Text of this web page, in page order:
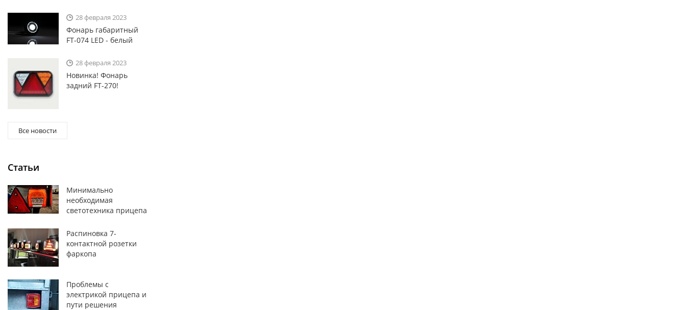
28 февраля 2023
Фoнарь габаритный
FT-074 LED - белый
28 февраля 2023
Новинка! Фонарь
задний FT-270!
Все новости
Статьи
Минимально
необходимая
светотехника прицепа
Распиновка 7-
контактной розетки
фаркопа
Проблемы с
электрикой прицепа и
пути решения